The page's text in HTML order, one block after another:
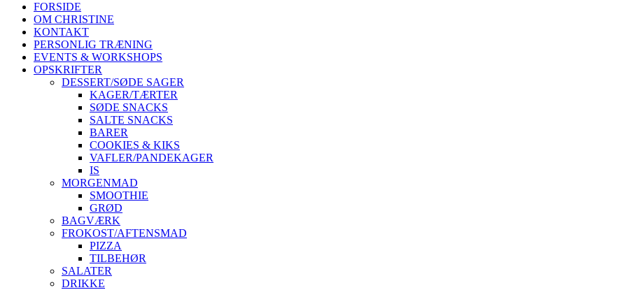
FORSIDE
OM CHRISTINE
KONTAKT
PERSONLIG TRÆNING
EVENTS & WORKSHOPS
OPSKRIFTER
DESSERT/SØDE SAGER
KAGER/TÆRTER
SØDE SNACKS
SALTE SNACKS
BARER
COOKIES & KIKS
VAFLER/PANDEKAGER
IS
MORGENMAD
SMOOTHIE
GRØD
BAGVÆRK
FROKOST/AFTENSMAD
PIZZA
TILBEHØR
SALATER
DRIKKE